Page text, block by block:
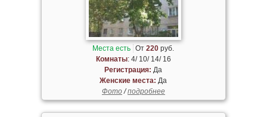
Места есть От220 руб.
Комнаты: 4/ 10/ 14/ 16
Регистрация: Да
Женские места: Да
Фото/подробнее